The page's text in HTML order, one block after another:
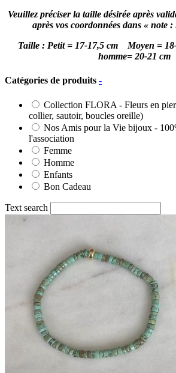
Veuillez préciser la taille désirée après
après vos coordonnées dans « note
Taille : Petit = 17-17,5 cm Moyen =
homme= 20-21 cm
Catégories de produits -
Collection FLORA - Fleurs en
collier, sautoir, boucles oreille)
Nos Amis pour la Vie bijoux -
l'association
Femme
Homme
Enfants
Bon Cadeau
Text search